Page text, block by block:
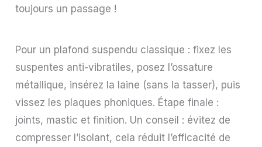
toujours un passage !
Pour un plafond suspendu classique : fixez les
suspentes anti-vibratiles, posez l’ossature
métallique, insérez la laine (sans la tasser), puis
vissez les plaques phoniques. Étape finale :
joints, mastic et finition. Un conseil : évitez de
compresser l’isolant, cela réduit l’efficacité de